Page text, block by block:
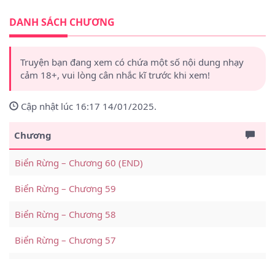
nhưng luôn dõi theo Hwa-Hyeon. Cuộc gặp gỡ đầu tiên của
Mối quan hệ giữa họ ngày càng mạnh mẽ, không chỉ là thầy
trò mà là những người bạn.
DANH SÁCH CHƯƠNG
Truyện bạn đang xem có chứa một số nội dung nhạy
cảm 18+, vui lòng cân nhắc kĩ trước khi xem!
Cập nhật lúc 16:17 14/01/2025.
Chương
Biển Rừng – Chương 60 (END)
Biển Rừng – Chương 59
Biển Rừng – Chương 58
Biển Rừng – Chương 57